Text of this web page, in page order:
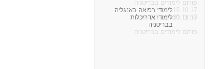
15.10.17לימודי רפואה באנגליה
פורום לימודים בבריטניה